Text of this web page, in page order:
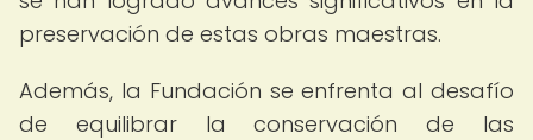
preservación de estas obras maestras.
Además, la Fundación se enfrenta al desafío
de equilibrar la conservación de las